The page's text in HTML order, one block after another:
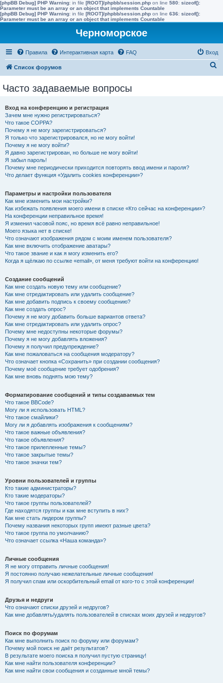
[phpBB Debug] PHP Warning: in file [ROOT]/phpbb/session.php on line 580: sizeof():
Parameter must be an array or an object that implements Countable
[phpBB Debug] PHP Warning: in file [ROOT]/phpbb/session.php on line 636: sizeof():
Parameter must be an array or an object that implements Countable
Черноморское
Правила Интерактивная карта FAQ Вход
Список форумов
Часто задаваемые вопросы
Вход на конференцию и регистрация
Зачем мне нужно регистрироваться?
Что такое COPPA?
Почему я не могу зарегистрироваться?
Я только что зарегистрировался, но не могу войти!
Почему я не могу войти?
Я давно зарегистрирован, но больше не могу войти!
Я забыл пароль!
Почему мне периодически приходится повторять ввод имени и пароля?
Что делает функция «Удалить cookies конференции»?
Параметры и настройки пользователя
Как мне изменить мои настройки?
Как избежать появления моего имени в списке «Кто сейчас на конференции»?
На конференции неправильное время!
Я изменил часовой пояс, но время всё равно неправильное!
Моего языка нет в списке!
Что означают изображения рядом с моим именем пользователя?
Как мне включить отображение аватары?
Что такое звание и как я могу изменить его?
Когда я щёлкаю по ссылке «email», от меня требуют войти на конференцию!
Создание сообщений
Как мне создать новую тему или сообщение?
Как мне отредактировать или удалить сообщение?
Как мне добавить подпись к своему сообщению?
Как мне создать опрос?
Почему я не могу добавить больше вариантов ответа?
Как мне отредактировать или удалить опрос?
Почему мне недоступны некоторые форумы?
Почему я не могу добавлять вложения?
Почему я получил предупреждение?
Как мне пожаловаться на сообщения модератору?
Что означает кнопка «Сохранить» при создании сообщения?
Почему моё сообщение требует одобрения?
Как мне вновь поднять мою тему?
Форматирование сообщений и типы создаваемых тем
Что такое BBCode?
Могу ли я использовать HTML?
Что такое смайлики?
Могу ли я добавлять изображения к сообщениям?
Что такое важные объявления?
Что такое объявления?
Что такое прилепленные темы?
Что такое закрытые темы?
Что такое значки тем?
Уровни пользователей и группы
Кто такие администраторы?
Кто такие модераторы?
Что такое группы пользователей?
Где находятся группы и как мне вступить в них?
Как мне стать лидером группы?
Почему названия некоторых групп имеют разные цвета?
Что такое группа по умолчанию?
Что означает ссылка «Наша команда»?
Личные сообщения
Я не могу отправить личные сообщения!
Я постоянно получаю нежелательные личные сообщения!
Я получил спам или оскорбительный email от кого-то с этой конференции!
Друзья и недруги
Что означают списки друзей и недругов?
Как мне добавлять/удалять пользователей в списках моих друзей и недругов?
Поиск по форумам
Как мне выполнить поиск по форуму или форумам?
Почему мой поиск не даёт результатов?
В результате моего поиска я получил пустую страницу!
Как мне найти пользователя конференции?
Как мне найти свои сообщения и созданные мной темы?